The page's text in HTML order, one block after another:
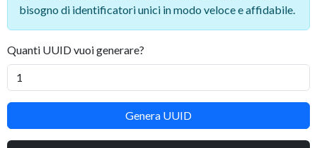
bisogno di identificatori unici in modo veloce e affidabile.
Quanti UUID vuoi generare?
Genera UUID